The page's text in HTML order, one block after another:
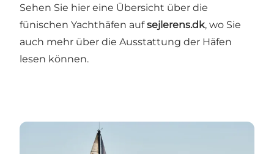
Sehen Sie hier eine Übersicht über die
fünischen Yachthäfen aufsejlerens.dk, wo Sie
auch mehr über die Ausstattung der Häfen
lesen können.